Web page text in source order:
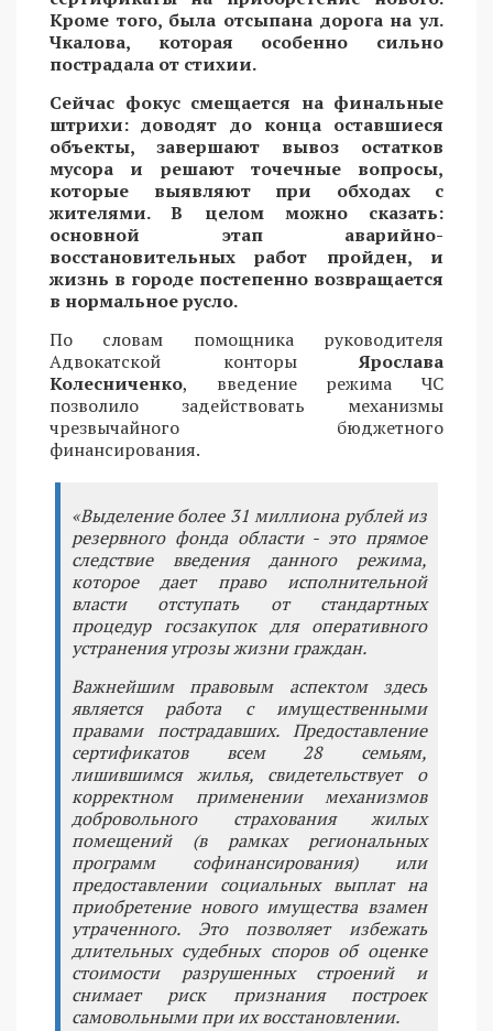
Кроме того, была отсыпана дорога на ул.
Чкалова, которая особенно сильно
пострадала от стихии.
Сейчас фокус смещается на финальные
штрихи: доводят до конца оставшиеся
объекты, завершают вывоз остатков
мусора и решают точечные вопросы,
которые выявляют при обходах с
жителями. В целом можно сказать:
основной этап аварийно-
восстановительных работ пройден, и
жизнь в городе постепенно возвращается
в нормальное русло.
По словам помощника руководителя
Адвокатской конторыЯрослава
Колесниченко, введение режима ЧС
позволило задействовать механизмы
чрезвычайного бюджетного
финансирования.
«Выделение более 31 миллиона рублей из
резервного фонда области - это прямое
следствие введения данного режима,
которое дает право исполнительной
власти отступать от стандартных
процедур госзакупок для оперативного
устранения угрозы жизни граждан.
Важнейшим правовым аспектом здесь
является работа с имущественными
правами пострадавших. Предоставление
сертификатов всем 28 семьям,
лишившимся жилья, свидетельствует о
корректном применении механизмов
добровольного страхования жилых
помещений (в рамках региональных
программ софинансирования) или
предоставлении социальных выплат на
приобретение нового имущества взамен
утраченного. Это позволяет избежать
длительных судебных споров об оценке
стоимости разрушенных строений и
снимает риск признания построек
самовольными при их восстановлении.